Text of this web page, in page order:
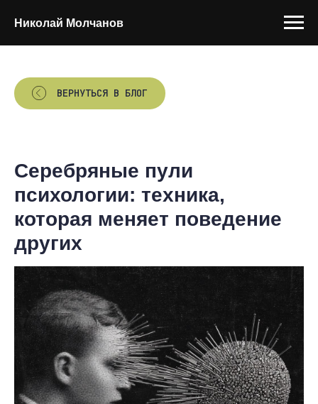
Николай Молчанов
ВЕРНУТЬСЯ В БЛОГ
Серебряные пули
психологии: техника,
которая меняет поведение
других